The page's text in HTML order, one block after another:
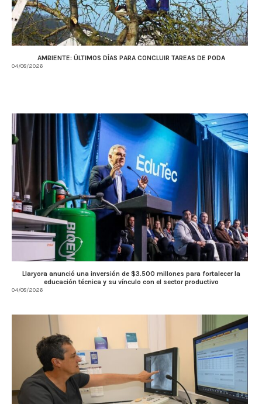
AMBIENTE: ÚLTIMOS DÍAS PARA CONCLUIR TAREAS DE PODA
04/08/2026
Llaryora anunció una inversión de $3.500 millones para fortalecer la
educación técnica y su vínculo con el sector productivo
04/08/2026